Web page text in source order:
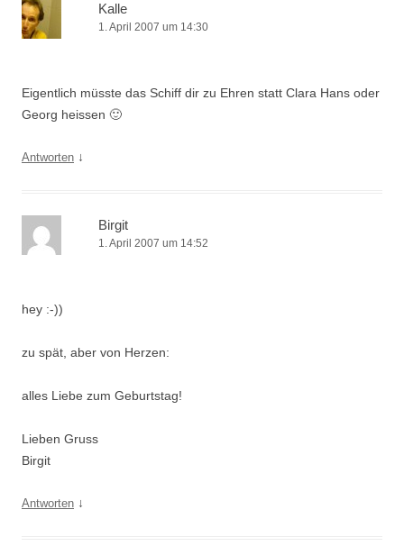
Kalle
1. April 2007 um 14:30
Eigentlich müsste das Schiff dir zu Ehren statt Clara Hans oder
Georg heissen 🙂
Antworten ↓
Birgit
1. April 2007 um 14:52
hey :-))
zu spät, aber von Herzen:
alles Liebe zum Geburtstag!
Lieben Gruss
Birgit
Antworten ↓